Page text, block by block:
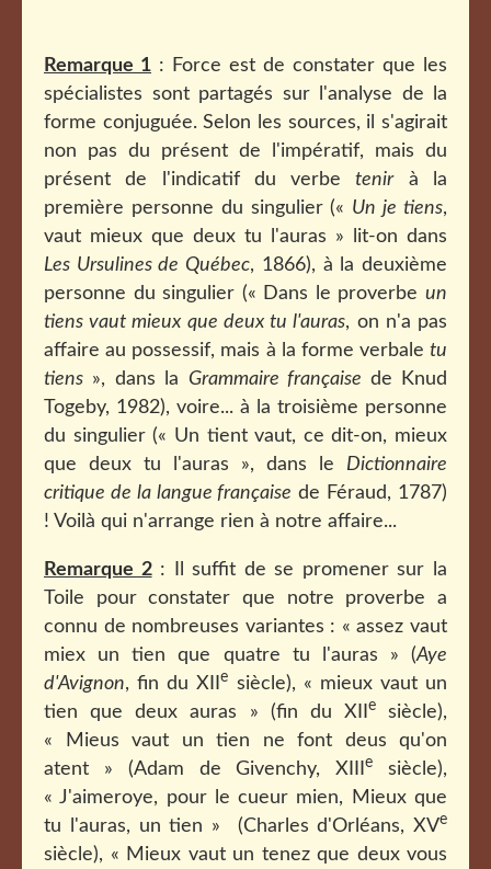
Remarque 1 : Force est de constater que les
spécialistes sont partagés sur l'analyse de la
forme conjuguée. Selon les sources, il s'agirait
non pas du présent de l'impératif, mais du
présent de l'indicatif du verbetenirà la
première personne du singulier (« Un je tiens,
vaut mieux que deux tu l'auras » lit-on dans
Les Ursulines de Québec, 1866), à la deuxième
personne du singulier (« Dans le proverbe un
tiens vaut mieux que deux tu l'auras, on n'a pas
affaire au possessif, mais à la forme verbale tu
tiens », dans la Grammaire française de Knud
Togeby, 1982), voire... à la troisième personne
du singulier (« Un tient vaut, ce dit-on, mieux
que deux tu l'auras », dans le Dictionnaire
critique de la langue française de Féraud, 1787)
! Voilà qui n'arrange rien à notre affaire...
Remarque 2: Il suffit de se promener sur la
Toile pour constater que notre proverbe a
connu de nombreuses variantes : « assez vaut
miex un tien que quatre tu l'auras » (Aye
d'Avignon, fin du XIIe siècle), « mieux vaut un
tien que deux auras » (fin du XII
esiècle),
« Mieus vaut un tien ne font deus qu'on
atent » (Adam de Givenchy, XIIIe
siècle),
« J'aimeroye, pour le cueur mien, Mieux que
tu l'auras, un tien » (Charles d'Orléans, XVe
siècle), « Mieux vaut un tenez que deux vous